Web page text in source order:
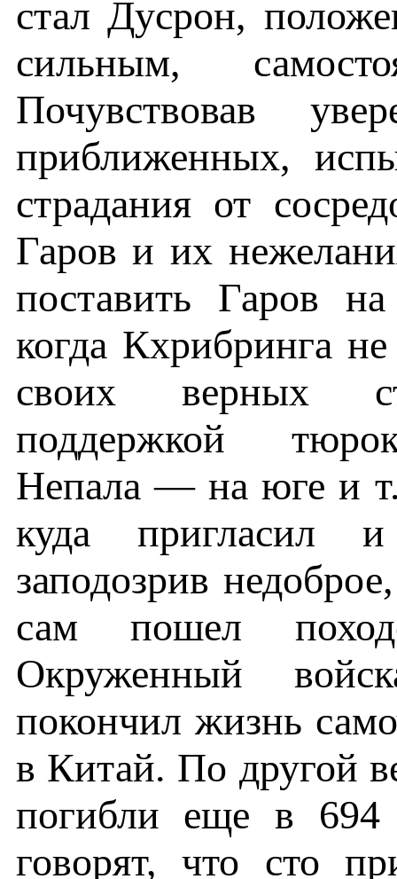
стал Дусрон,
сильным,
Почувствовав
приближенных,
страдания от
Гаров и их
поставить Гаров
когда Кхрибринга
своих верных
поддержкой
Непала — на юге и
куда пригласил
заподозрив
сам пошел
Окруженный
покончил жизнь
в Китай. По другой
погибли еще в 694
говорят, что сто